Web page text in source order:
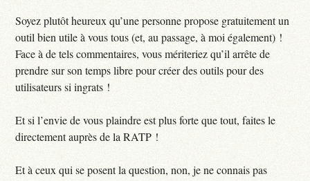
Soyez plutôt heureux qu’une personne propose gratuitement un
outil bien utile à vous tous (et, au passage, à moi également) !
Face à de tels commentaires, vous mériteriez qu’il arrête de
prendre sur son temps libre pour créer des outils pour des
utilisateurs si ingrats !
Et si l’envie de vous plaindre est plus forte que tout, faites le
directement auprès de la RATP !
Et à ceux qui se posent la question, non, je ne connais pas